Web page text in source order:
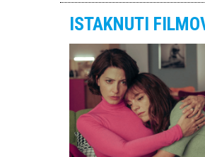
ISTAKNUTI